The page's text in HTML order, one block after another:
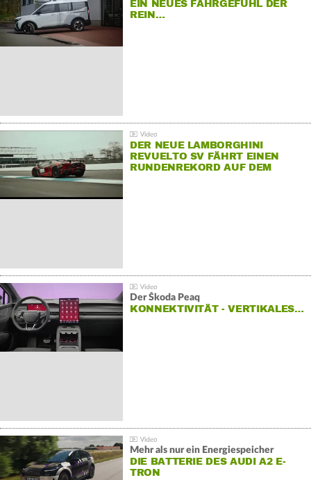
EIN NEUES FAHRGEFÜHL DER
REIN…
DER NEUE LAMBORGHINI
REVUELTO SV FÄHRT EINEN
RUNDENREKORD AUF DEM
Der Škoda Peaq
KONNEKTIVITÄT - VERTIKALES…
Mehr als nur ein Energiespeicher
DIE BATTERIE DES AUDI A2 E-
TRON